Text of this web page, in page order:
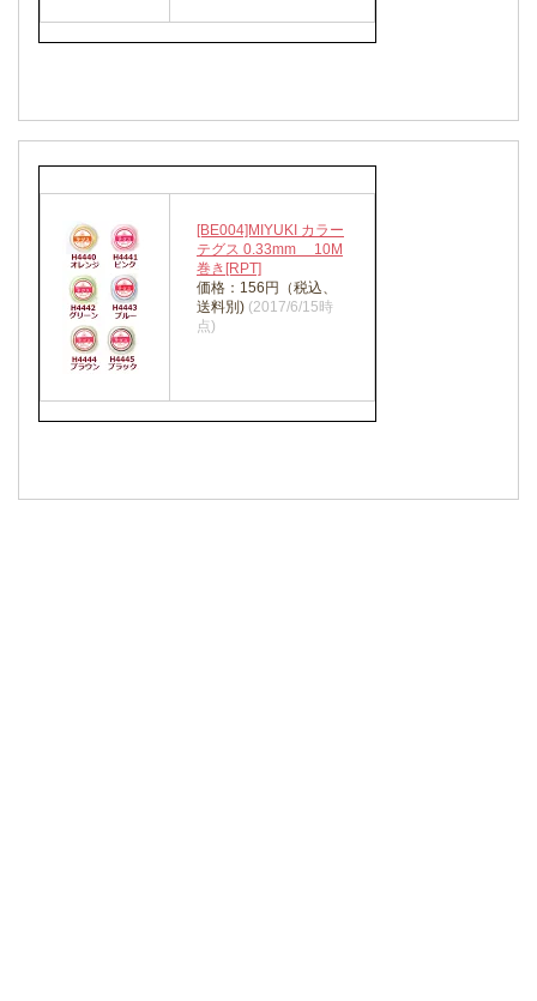
[BE004]MIYUKI カラー
テグス 0.33mm 10M
巻き[RPT]
価格：156円（税込、
送料別) (2017/6/15時
点)